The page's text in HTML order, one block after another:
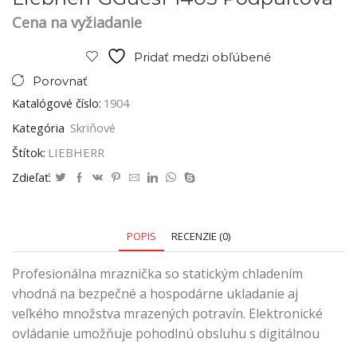
Cena na vyžiadanie
Pridať medzi obľúbené
Porovnať
Katalógové číslo: 1904
Kategória Skriňové
Štítok: LIEBHERR
Zdieľať:
POPIS RECENZIE (0)
Profesionálna mraznička so statickým chladením
vhodná na bezpečné a hospodárne ukladanie aj
veľkého množstva mrazených potravín. Elektronické
ovládanie umožňuje pohodlnú obsluhu s digitálnou